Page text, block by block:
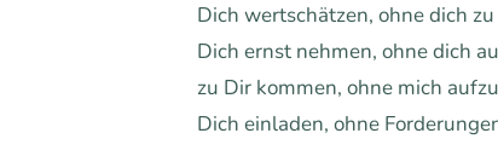
Dich wertschätzen, ohne dich
Dich ernst nehmen, ohne dich
zu Dir kommen, ohne mich
Dich einladen, ohne